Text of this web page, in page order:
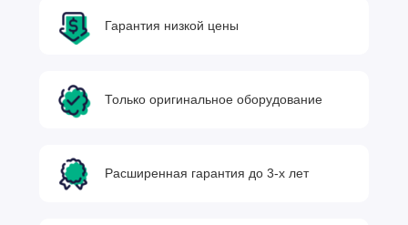
Гарантия низкой цены
Только оригинальное оборудование
Расширенная гарантия до 3-х лет